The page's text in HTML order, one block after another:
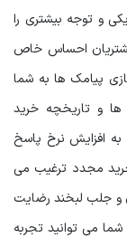
و توجه بیشتری را
احساس خاص
پیامک ها به شما
و تاریخچه خرید
به افزایش نرخ پاسخ
مجدد ترغیب می
و جلب لبخند رضایت
می توانید تجربه